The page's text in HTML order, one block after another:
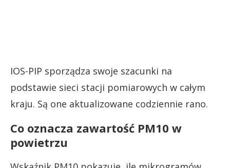
IOS-PIP sporządza swoje szacunki na
podstawie sieci stacji pomiarowych w całym
kraju. Są one aktualizowane codziennie rano.
Co oznacza zawartość PM10 w
powietrzu